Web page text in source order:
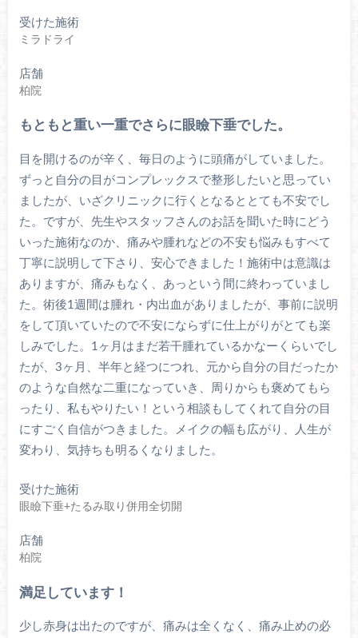
受けた施術
ミラドライ
店舗
柏院
もともと重い一重でさらに眼瞼下垂でした。
目を開けるのが辛く、毎日のように頭痛がしていました。
ずっと自分の目がコンプレックスで整形したいと思ってい
ましたが、いざクリニックに行くとなるととても不安でし
た。ですが、先生やスタッフさんのお話を聞いた時にどう
いった施術なのか、痛みや腫れなどの不安も悩みもすべて
丁寧に説明して下さり、安心できました！施術中は意識は
ありますが、痛みもなく、あっという間に終わっていまし
た。術後1週間は腫れ・内出血がありましたが、事前に説明
をして頂いていたので不安にならずに仕上がりがとても楽
しみでした。1ヶ月はまだ若干腫れているかなーくらいでし
たが、3ヶ月、半年と経つにつれ、元から自分の目だったか
のような自然な二重になっていき、周りからも褒めてもら
ったり、私もやりたい！という相談もしてくれて自分の目
にすごく自信がつきました。メイクの幅も広がり、人生が
変わり、気持ちも明るくなりました。
受けた施術
眼瞼下垂+たるみ取り併用全切開
店舗
柏院
満足しています！
少し赤身は出たのですが、痛みは全くなく、痛み止めの必